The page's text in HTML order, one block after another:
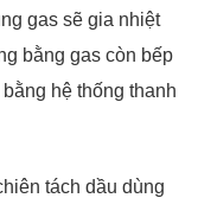
gas sẽ gia nhiệt
bằng gas còn bếp
hệ thống thanh
tách dầu dùng